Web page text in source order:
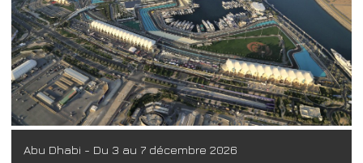
Abu Dhabi - Du 3 au 7 décembre 2026